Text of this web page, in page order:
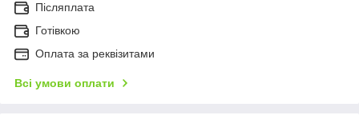
Післяплата
Готівкою
Оплата за реквізитами
Всі умови оплати